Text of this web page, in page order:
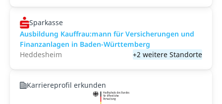
Sparkasse
Ausbildung Kauffrau:mann für Versicherungen und
Finanzanlagen in Baden-Württemberg
Heddesheim
+2 weitere Standorte
Karriereprofil erkunden